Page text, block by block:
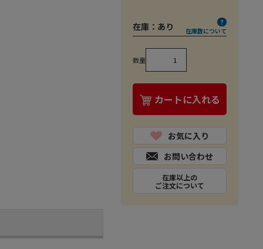
在庫： あり 在庫数について
数量
カートに入れる
お気に入り
お問い合わせ
在庫以上の
ご注文について